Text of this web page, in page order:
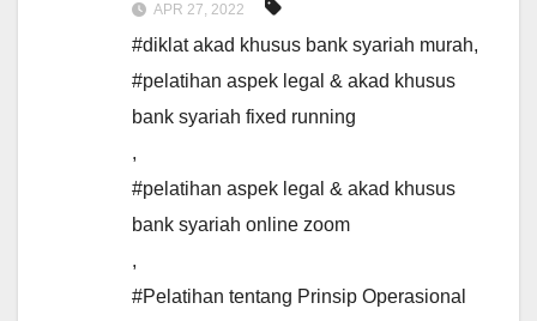
APR 27, 2022
#diklat akad khusus bank syariah murah,
#pelatihan aspek legal & akad khusus
bank syariah fixed running
,
#pelatihan aspek legal & akad khusus
bank syariah online zoom
,
#Pelatihan tentang Prinsip Operasional